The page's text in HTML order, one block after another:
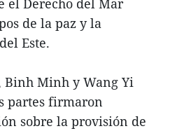
el Derecho del Mar
de la paz y la
Este.
Minh y Wang Yi
partes firmaron
sobre la provisión de